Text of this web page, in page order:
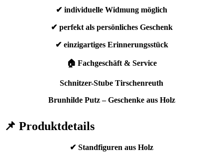
✔ individuelle Widmung möglich
✔ perfekt als persönliches Geschenk
✔ einzigartiges Erinnerungsstück
🏠 Fachgeschäft & Service
Schnitzer-Stube Tirschenreuth
Brunhilde Putz – Geschenke aus Holz
📌 Produktdetails
✔ Standfiguren aus Holz